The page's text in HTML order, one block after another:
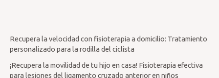
Recupera la velocidad con fisioterapia a domicilio: Tratamiento
personalizado para la rodilla del ciclista
¡Recupera la movilidad de tu hijo en casa! Fisioterapia efectiva
para lesiones del ligamento cruzado anterior en niños